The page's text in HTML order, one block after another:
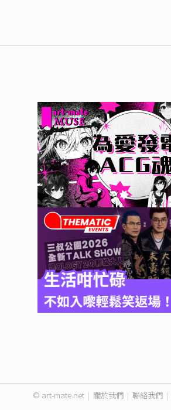
© art-mate.net | 關於我們 | 聯絡我們 |